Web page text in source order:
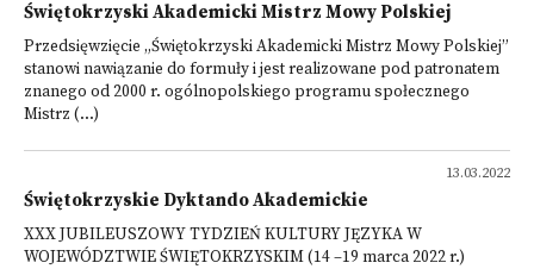
Świętokrzyski Akademicki Mistrz Mowy Polskiej
Przedsięwzięcie „Świętokrzyski Akademicki Mistrz Mowy Polskiej”
stanowi nawiązanie do formuły i jest realizowane pod patronatem
znanego od 2000 r. ogólnopolskiego programu społecznego
Mistrz (...)
13.03.2022
Świętokrzyskie Dyktando Akademickie
XXX JUBILEUSZOWY TYDZIEŃ KULTURY JĘZYKA W
WOJEWÓDZTWIE ŚWIĘTOKRZYSKIM (14 –19 marca 2022 r.)